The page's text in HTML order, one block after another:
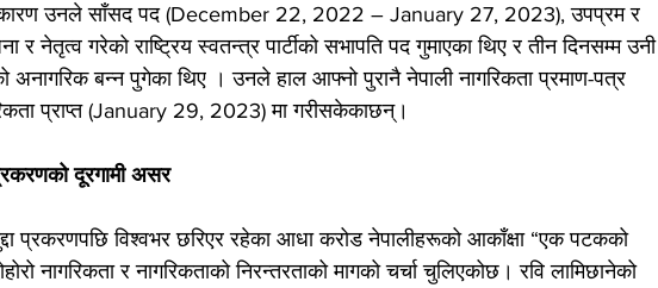
उनले साँसद पद (December 22, 2022 – January 27, 2023), उपप्रम र
र नेतृत्व गरेको राष्ट्रिय स्वतन्त्र पार्टीको सभापति पद गुमाएका थिए र तीन दिनसम्म उनी
बन्न पुगेका थिए । उनले हाल आफ्नो पुरानै नेपाली नागरिकता प्रमाण-पत्र
प्राप्त (January 29, 2023) मा गरीसकेकाछन्।
दूरगामी असर
प्रकरणपछि विश्वभर छरिएर रहेका आधा करोड नेपालीहरूको आकाँक्षा “एक पटकको
नागरिकता र नागरिकताको निरन्तरताको मागको चर्चा चुलिएकोछ। रवि लामिछानेको